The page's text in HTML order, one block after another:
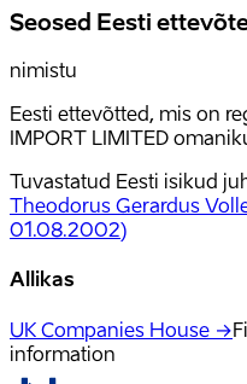
Seosed Eesti
nimistu
Eesti ettevõtted, mis on
IMPORT LIMITED
Tuvastatud Eesti isikud
Theodorus Gerardus
01.08.2002)
Allikas
UK Companies House →
information